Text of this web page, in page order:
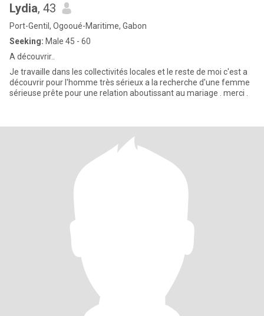
Lydia, 43
Port-Gentil, Ogooué-Maritime, Gabon
Seeking: Male 45 - 60
A découvrir..
Je travaille dans les collectivités locales et le reste de moi c'est a
découvrir pour l'homme très sérieux a la recherche d'une femme
sérieuse prête pour une relation aboutissant au mariage . merci .